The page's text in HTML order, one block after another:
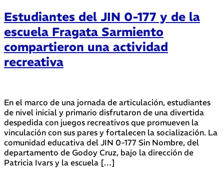
Estudiantes del JIN 0-177 y de la
escuela Fragata Sarmiento
compartieron una actividad
recreativa
En el marco de una jornada de articulación, estudiantes
de nivel inicial y primario disfrutaron de una divertida
despedida con juegos recreativos que promueven la
vinculación con sus pares y fortalecen la socialización. La
comunidad educativa del JIN 0-177 Sin Nombre, del
departamento de Godoy Cruz, bajo la dirección de
Patricia Ivars y la escuela […]